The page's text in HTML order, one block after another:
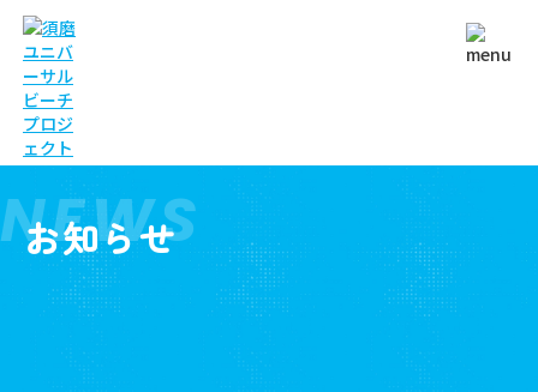
お知らせ
NEWS